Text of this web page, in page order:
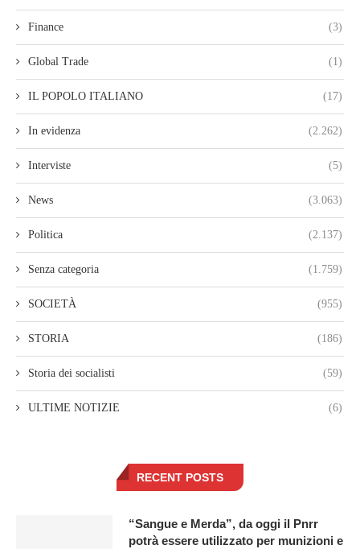
Finance (3)
Global Trade (1)
IL POPOLO ITALIANO (17)
In evidenza (2.262)
Interviste (5)
News (3.063)
Politica (2.137)
Senza categoria (1.759)
SOCIETÀ (955)
STORIA (186)
Storia dei socialisti (59)
ULTIME NOTIZIE (6)
RECENT POSTS
“Sangue e Merda”, da oggi il Pnrr
potrà essere utilizzato per munizioni e